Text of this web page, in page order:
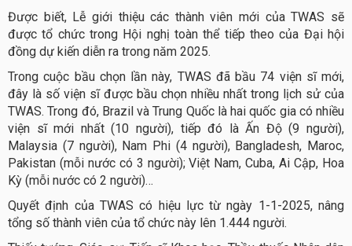
Được biết, Lễ giới thiệu các thành viên mới của TWAS sẽ
được tổ chức trong Hội nghị toàn thể tiếp theo của Đại hội
đồng dự kiến diễn ra trong năm 2025.
Trong cuộc bầu chọn lần này, TWAS đã bầu 74 viện sĩ mới,
đây là số viện sĩ được bầu chọn nhiều nhất trong lịch sử của
TWAS. Trong đó, Brazil và Trung Quốc là hai quốc gia có nhiều
viện sĩ mới nhất (10 người), tiếp đó là Ấn Độ (9 người),
Malaysia (7 người), Nam Phi (4 người), Bangladesh, Maroc,
Pakistan (mỗi nước có 3 người); Việt Nam, Cuba, Ai Cập, Hoa
Kỳ (mỗi nước có 2 người)…
Quyết định của TWAS có hiệu lực từ ngày 1-1-2025, nâng
tổng số thành viên của tổ chức này lên 1.444 người.